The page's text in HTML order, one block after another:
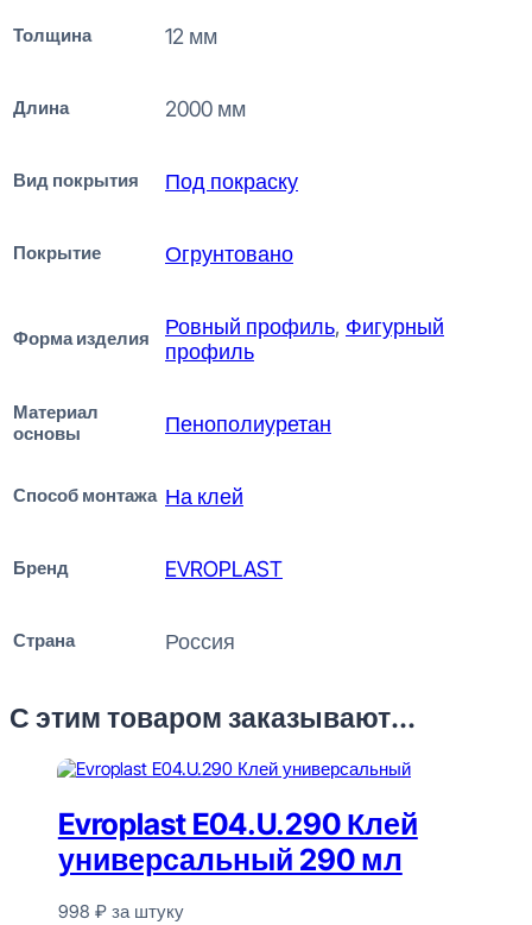
Толщина 12 мм
Длина 2000 мм
Вид покрытия Под покраску
Покрытие Огрунтовано
Форма изделия Ровный профиль, Фигурный
профиль
Материал
основы
Пенополиуретан
Способ монтажа На клей
Бренд EVROPLAST
Страна Россия
С этим товаром заказывают...
Evroplast E04.U.290 Клей
универсальный 290 мл
998 ₽ за штуку